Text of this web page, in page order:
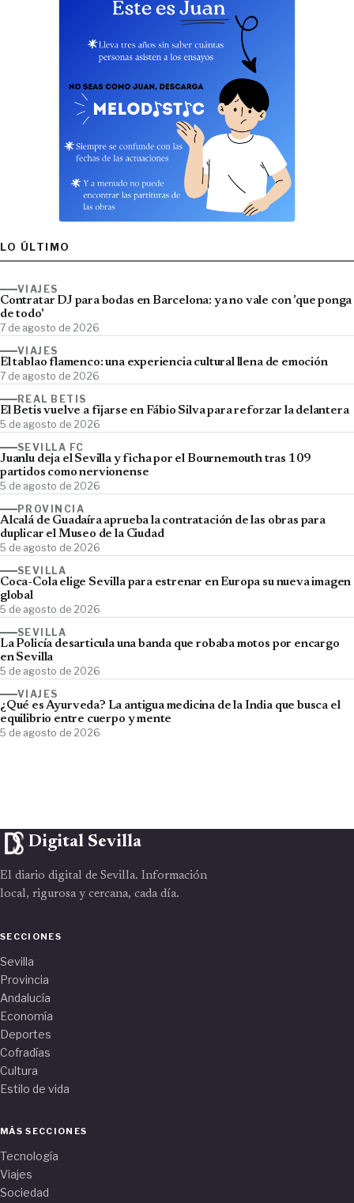
LO ÚLTIMO
VIAJES
Contratar DJ para bodas en Barcelona: ya no vale con 'que ponga
de todo'
7 de agosto de 2026
VIAJES
El tablao flamenco: una experiencia cultural llena de emoción
7 de agosto de 2026
REAL BETIS
El Betis vuelve a fijarse en Fábio Silva para reforzar la delantera
5 de agosto de 2026
SEVILLA FC
Juanlu deja el Sevilla y ficha por el Bournemouth tras 109
partidos como nervionense
5 de agosto de 2026
PROVINCIA
Alcalá de Guadaíra aprueba la contratación de las obras para
duplicar el Museo de la Ciudad
5 de agosto de 2026
SEVILLA
Coca-Cola elige Sevilla para estrenar en Europa su nueva imagen
global
5 de agosto de 2026
SEVILLA
La Policía desarticula una banda que robaba motos por encargo
en Sevilla
5 de agosto de 2026
VIAJES
¿Qué es Ayurveda? La antigua medicina de la India que busca el
equilibrio entre cuerpo y mente
5 de agosto de 2026
Digital Sevilla
El diario digital de Sevilla. Información
local, rigurosa y cercana, cada día.
SECCIONES
Sevilla
Provincia
Andalucía
Economía
Deportes
Cofradías
Cultura
Estilo de vida
MÁS SECCIONES
Tecnología
Viajes
Sociedad